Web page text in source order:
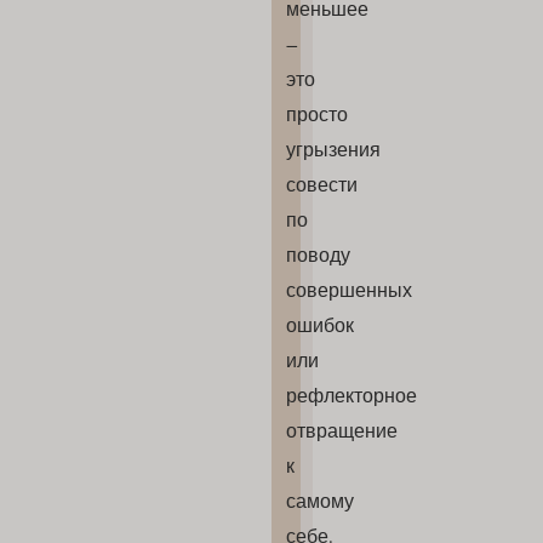
меньшее
–
это
просто
угрызения
совести
по
поводу
совершенных
ошибок
или
рефлекторное
отвращение
к
самому
себе.